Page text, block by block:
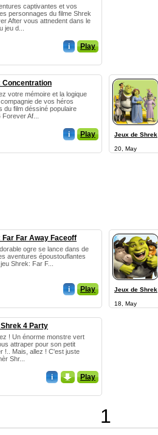
captivantes et vos
personnages du filme Shrek
After vous attnedent dans le
jeu d...
i Play
Concentration
votre mémoire et la logique
de vos héros
du film déssiné populaire
Af...
i Play Jeux de Shrek
20, May
Far Far Away Faceoff
ogre se lance dans de
aventures époustouflantes
Shrek: Far F...
i Play Jeux de Shrek
18, May
4 Party
! Un énorme monstre vert
attraper pour son petit
!.. Mais, allez ! C'est juste
Shr...
i _ Play
1